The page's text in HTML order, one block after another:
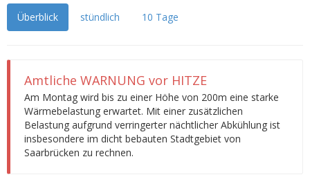
Überblick stündlich 10 Tage
Amtliche WARNUNG vor HITZE
Am Montag wird bis zu einer Höhe von 200m eine starke
Wärmebelastung erwartet. Mit einer zusätzlichen
Belastung aufgrund verringerter nächtlicher Abkühlung ist
insbesondere im dicht bebauten Stadtgebiet von
Saarbrücken zu rechnen.